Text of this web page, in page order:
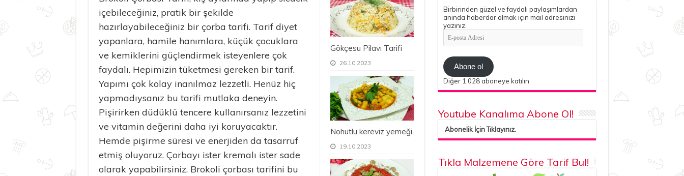
Gökçesu Pilavı Tarifi
26.10.2023
Nohutlu kereviz yemeği
19.10.2023
içebileceğiniz, pratik bir şekilde
hazırlayabileceğiniz bir çorba tarifi. Tarif diyet
yapanlara, hamile hanımlara, küçük çocuklara
ve kemiklerini güçlendirmek isteyenlere çok
faydalı. Hepimizin tüketmesi gereken bir tarif.
Yapımı çok kolay inanılmaz lezzetli. Henüz hiç
yapmadıysanız bu tarifi mutlaka deneyin.
Pişirirken düdüklü tencere kullanırsanız lezzetini
ve vitamin değerini daha iyi koruyacaktır.
Hemde pişirme süresi ve enerjiden da tasarruf
etmiş oluyoruz. Çorbayı ister kremalı ister sade
olarak yapabilirsiniz. Brokoli çorbası tarifini bu
Birbirinden güzel ve faydalı paylaşımlardan
anında haberdar olmak için mail adresinizi
yazınız.
E-
posta
Abone ol
Diğer 1.028 aboneye katılın
Youtube Kanalıma Abone Ol!
Abonelik İçin Tıklayınız.
Tıkla Malzemene Göre Tarif Bul!